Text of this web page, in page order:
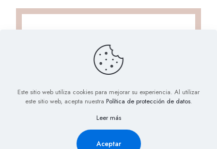
Solicita Información aquí y
recibe la cotización de tu
evento al Instante
Este sitio web utiliza cookies para mejorar su experiencia. Al utilizar
este sitio web, acepta nuestra Política de protección de datos.
Leer más
Aceptar